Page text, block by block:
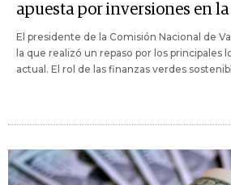
apuesta por inversiones en la
El presidente de la Comisión Nacional de
la que realizó un repaso por los principales
actual. El rol de las finanzas verdes